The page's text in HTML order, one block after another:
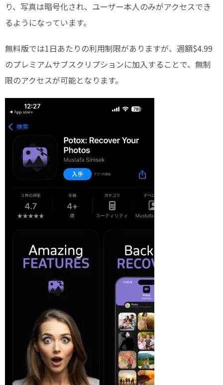
り、写真は暗号化され、ユーザー本人のみがアクセスでき
るようになっています。
無料版では1日あたりの利用制限がありますが、週額$4.99
のプレミアムサブスクリプションに加入することで、無制
限のアクセスが可能となります。